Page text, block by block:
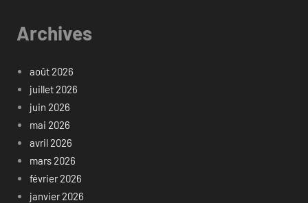
Archives
août 2026
juillet 2026
juin 2026
mai 2026
avril 2026
mars 2026
février 2026
janvier 2026